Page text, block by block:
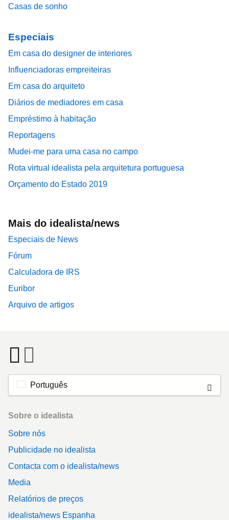
Casas de sonho
Especiais
Em casa do designer de interiores
Influenciadoras empreiteiras
Em casa do arquiteto
Diários de mediadores em casa
Empréstimo à habitação
Reportagens
Mudei-me para uma casa no campo
Rota virtual idealista pela arquitetura portuguesa
Orçamento do Estado 2019
Mais do idealista/news
Especiais de News
Fórum
Calculadora de IRS
Euribor
Arquivo de artigos
Português
Footer
Sobre o idealista
Sobre nós
Publicidade no idealista
Contacta com o idealista/news
Media
Relatórios de preços
idealista/news Espanha